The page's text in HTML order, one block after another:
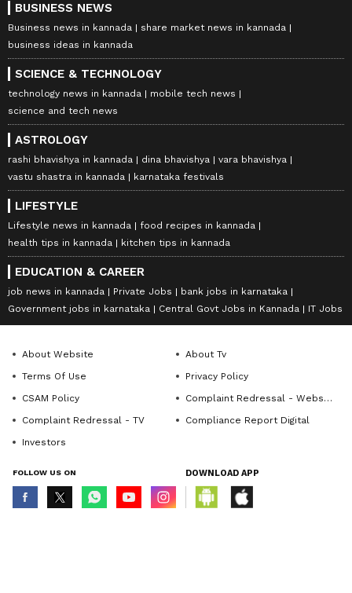
BUSINESS NEWS
Business news in kannada
share market news in kannada
business ideas in kannada
SCIENCE & TECHNOLOGY
technology news in kannada
mobile tech news
science and tech news
ASTROLOGY
rashi bhavishya in kannada dina bhavishya
vara bhavishya
vastu shastra in kannada
karnataka festivals
LIFESTYLE
Lifestyle news in kannada
food recipes in kannada
health tips in kannada
kitchen tips in kannada
EDUCATION & CAREER
job news in kannada Private Jobs
bank jobs in karnataka
Government jobs in karnataka
Central Govt Jobs in Kannada IT Jobs
About Website
About Tv
Terms Of Use
Privacy Policy
CSAM Policy
Complaint Redressal - Website
Complaint Redressal - TV
Compliance Report Digital
Investors
FOLLOW US ON DOWNLOAD APP